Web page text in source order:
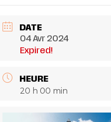
DATE
04 Avr 2024
Expired!
HEURE
20 h 00 min